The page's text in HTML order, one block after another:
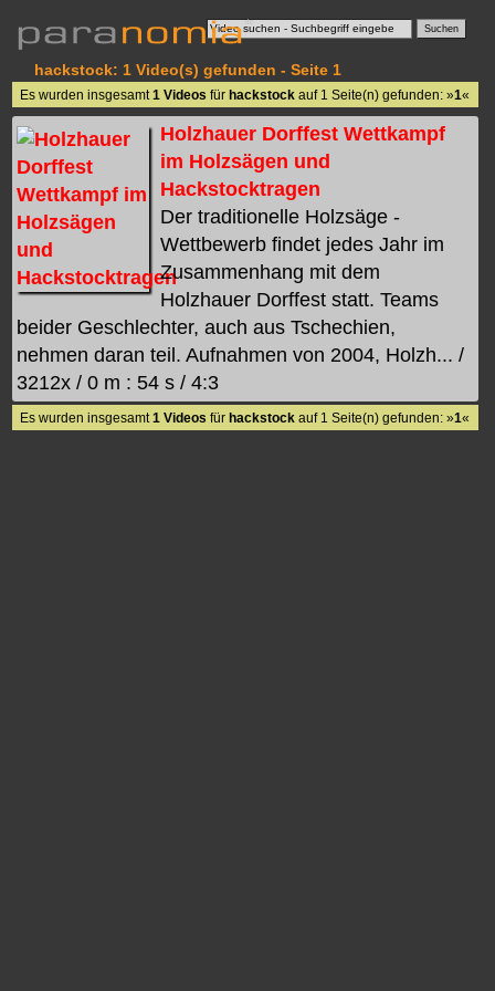
hackstock: 1 Video(s) gefunden - Seite 1
Es wurden insgesamt1 Videos fürhackstock auf 1 Seite(n) gefunden: »1«
Holzhauer Dorffest Wettkampf
im Holzsägen und
Hackstocktragen
Der traditionelle Holzsäge -
Wettbewerb findet jedes Jahr im
Zusammenhang mit dem
Holzhauer Dorffest statt. Teams
beider Geschlechter, auch aus Tschechien,
nehmen daran teil. Aufnahmen von 2004, Holzh... /
3212x / 0 m : 54 s / 4:3
Es wurden insgesamt1 Videos fürhackstock auf 1 Seite(n) gefunden: »1«